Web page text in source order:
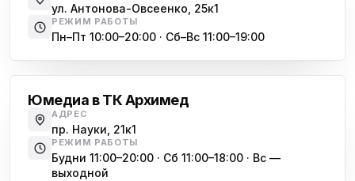
ю
Юмедиа в Купчино
ул. Будапештская, 87-3
Юмедиа Сервис в Колпино
ю
Юмедиа во Всеволожске
пр. Христиновский 28, Всеволожск
ул. Антонова-Овсеенко, 25к1
РЕЖИМ РАБОТЫ
Пн–Пт 10:00–20:00 · Сб–Вс 11:00–19:00
Юмедиа в ТК Архимед
АДРЕС
пр. Науки, 21к1
РЕЖИМ РАБОТЫ
Будни 11:00–20:00 · Сб 11:00–18:00 · Вс —
выходной